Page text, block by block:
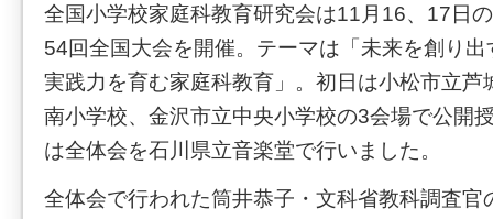
全国小学校家庭科教育研究会は11月16、17日
54回全国大会を開催。テーマは「未来を創り
実践力を育む家庭科教育」。初日は小松市立芦
南小学校、金沢市立中央小学校の3会場で公開
は全体会を石川県立音楽堂で行いました。
全体会で行われた筒井恭子・文科省教科調査官